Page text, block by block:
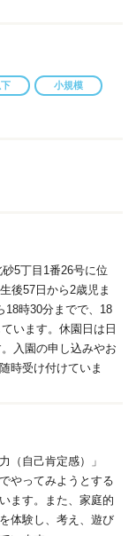
小規模
5丁目1番26号に位
後57日から2歳児ま
18時30分までで、18
います。休園日は日
入園の申し込みやお
時受け付けていま
（自己肯定感）」
やってみようとする
ます。また、家庭的
体験し、考え、遊び